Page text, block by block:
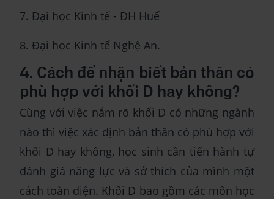
7. Đại học Kinh tế - ĐH Huế
8. Đại học Kinh tế Nghệ An.
4. Cách để nhận biết bản thân có
phù hợp với khối D hay không?
Cùng với việc nắm rõ khối D có những ngành
nào thì việc xác định bản thân có phù hợp với
khối D hay không, học sinh cần tiến hành tự
đánh giá năng lực và sở thích của mình một
cách toàn diện. Khối D bao gồm các môn học